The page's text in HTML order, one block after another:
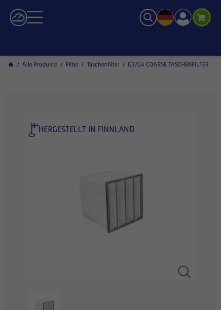
/ Alle Produkte / Filter / Taschenfilter / G3/G4 COARSE TASCHENFILTER
HERGESTELLT IN FINNLAND